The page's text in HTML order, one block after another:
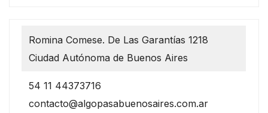
Romina Comese. De Las Garantías 1218
Ciudad Autónoma de Buenos Aires
54 11 44373716
contacto@algopasabuenosaires.com.ar